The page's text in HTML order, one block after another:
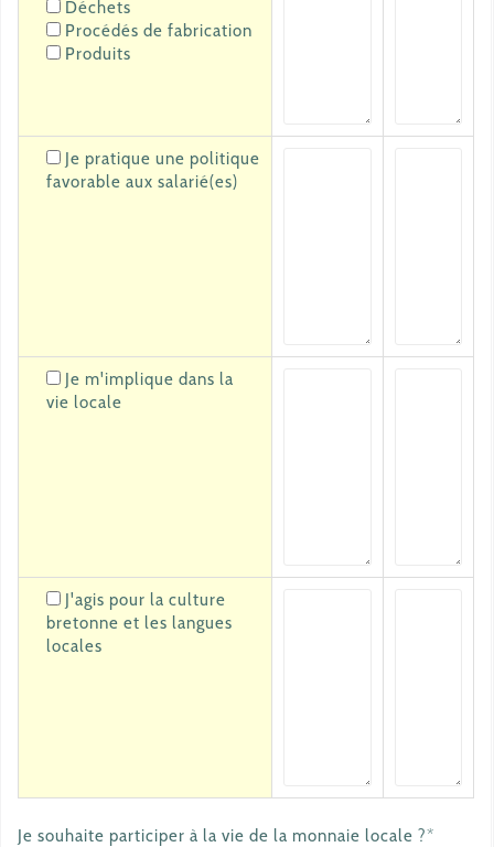
Déchets
Procédés de fabrication
Produits
Je pratique une politique
favorable aux salarié(es)
Je m'implique dans la
vie locale
J'agis pour la culture
bretonne et les langues
locales
Je souhaite participer à la vie de la monnaie locale ?*